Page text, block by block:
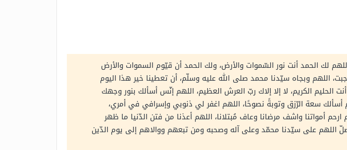
لك الحمد أنت نور السّموات والأرض، ولك الحمد أن قيّوم السموات والأرض
اللهم وبجاه سيّدنا محمد صلى الله عليه وسلّم، أن تعطينا خير هذا اليوم
الحليم الكريم، لا إلا إلاك ربّ العرش العظيم، اللهم إنّس أسألك بنور وجهك
سعة الرّزق وتوبةً نصوحًا، اللهم اغفر لي ذنوبي وإسرافي في أمري،
أمواتنا واشف مرضانا وعاف مُبتلانا، اللهم أعذنا من فتن الدّنيا ما ظهر
اللهم على سيّدنا محمّد وعلى آله وصحبه ومن تبعهم ووالاهم إلى يوم الدّين